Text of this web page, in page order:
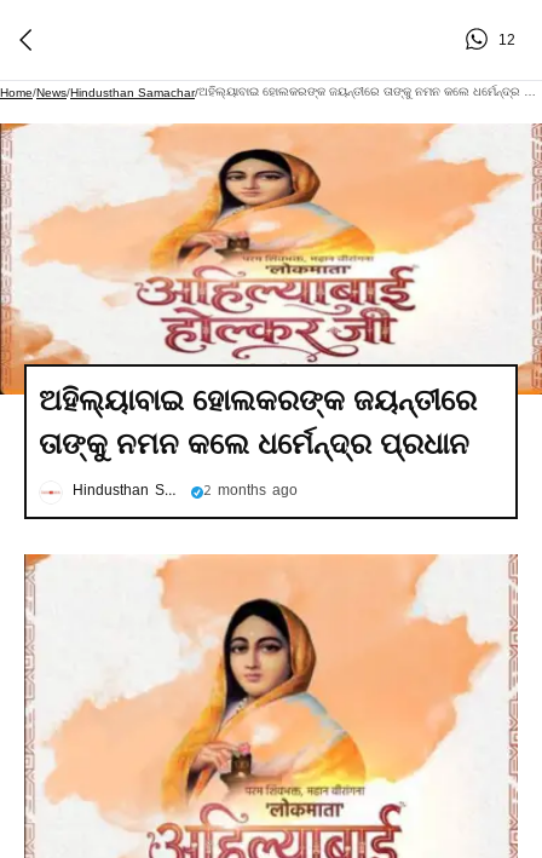
12
Home/News/Hindusthan Samachar/
ଅହିଲ୍ୟାବାଇ ହୋଲକରଙ୍କ ଜୟନ୍ତୀରେ
ତାଙ୍କୁ ନମନ କଲେ ଧର୍ମେନ୍ଦ୍ର ପ୍ରଧାନ
Hindusthan Samachar 2 months ago